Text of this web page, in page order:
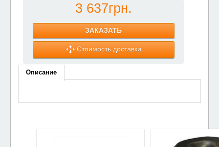
3 637грн.
ЗАКАЗАТЬ
Стоимость доставки
Описание